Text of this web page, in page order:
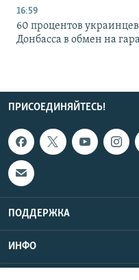
16:59
60 процентов
Донбасса в обмен на
ПРИСОЕДИНЯЙТЕСЬ!
ПОДДЕРЖКА
ИНФО